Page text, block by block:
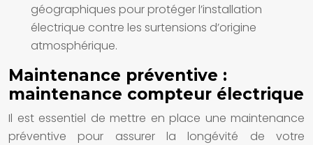
géographiques pour protéger l’installation
électrique contre les surtensions d’origine
atmosphérique.
Maintenance préventive :
maintenance compteur électrique
Il est essentiel de mettre en place une maintenance
préventive pour assurer la longévité de votre